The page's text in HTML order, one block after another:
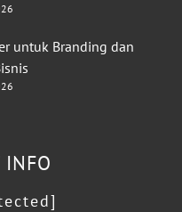
untuk Branding dan
INFO